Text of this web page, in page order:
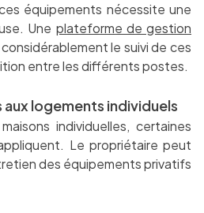
équipements nécessite une
Une plateforme de gestion
le suivi de ces
entre les différents postes.
logements individuels
individuelles, certaines
Le propriétaire peut
des équipements privatifs